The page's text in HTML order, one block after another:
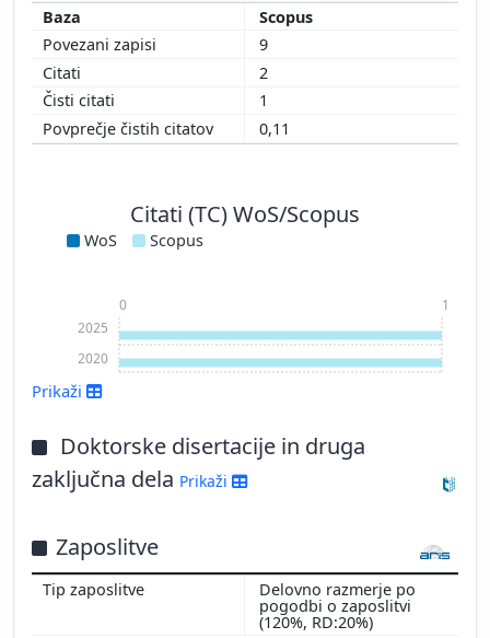
Scopus
9
2
1
0,11
Citati (TC) WoS/Scopus
WoS Scopus
2020
2025
0 1
Prikaži več
Prikaži
Doktorske disertacije in druga
zaključna dela Prikaži
Zaposlitve
Delovno razmerje po
pogodbi o zaposlitvi
(120%, RD:20%)